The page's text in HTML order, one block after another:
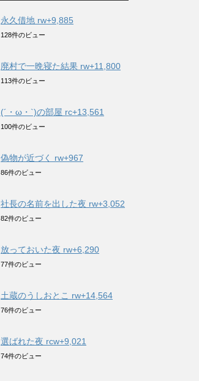
永久借地 rw+9,885
128件のビュー
廃村で一晩寝た結果 rw+11,800
113件のビュー
(´・ω・`)の部屋 rc+13,561
100件のビュー
偽物が近づく rw+967
86件のビュー
社長の名前を出した夜 rw+3,052
82件のビュー
放っておいた夜 rw+6,290
77件のビュー
土蔵のうしおとこ rw+14,564
76件のビュー
選ばれた夜 rcw+9,021
74件のビュー